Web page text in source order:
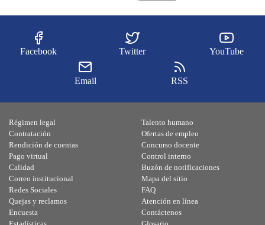
Facebook Twitter YouTube
Email RSS
Régimen legal
Contratación
Rendición de cuentas
Pago virtual
Calidad
Talento humano
Ofertas de empleo
Concurso docente
Control interno
Buzón de notificaciones
Correo institucional
Redes Sociales
Quejas y reclamos
Encuesta
Mapa del sitio
FAQ
Atención en línea
Contáctenos